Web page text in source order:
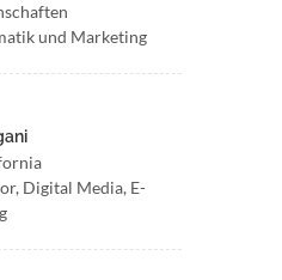
und Marketing
Digital Media, E-